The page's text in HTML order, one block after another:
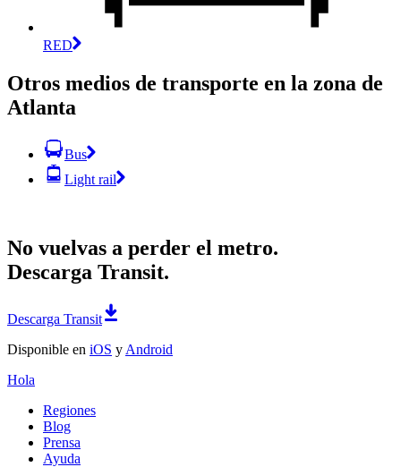
RED
Otros medios de transporte en la zona de
Atlanta
Bus
Light rail
No vuelvas a perder el metro.
Descarga Transit.
Descarga Transit
Disponible en iOS y Android
Hola
Regiones
Blog
Prensa
Ayuda